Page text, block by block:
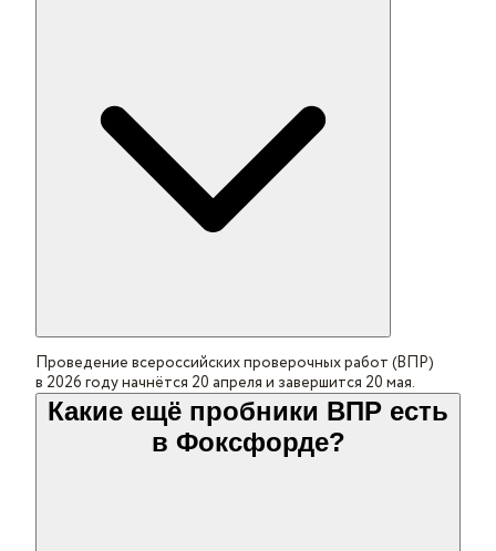
Проведение всероссийских проверочных работ (ВПР)
в 2026 году начнётся 20 апреля и завершится 20 мая.
Какие ещё пробники ВПР есть
в Фоксфорде?